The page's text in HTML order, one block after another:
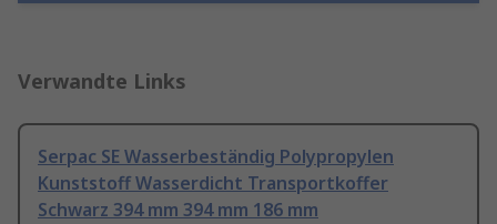
Verwandte Links
Serpac SE Wasserbeständig Polypropylen
Kunststoff Wasserdicht Transportkoffer
Schwarz 394 mm 394 mm 186 mm